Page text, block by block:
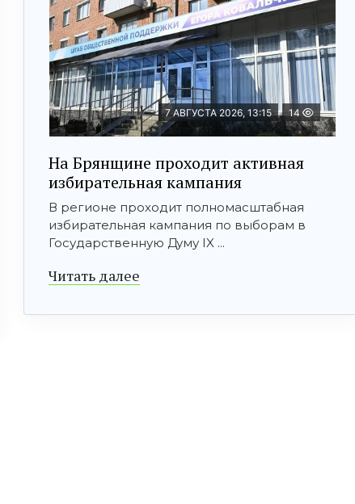
7 АВГУСТА 2026, 13:15 14
На Брянщине проходит активная
избирательная кампания
В регионе проходит полномасштабная
избирательная кампания по выборам в
Государственную Думу IX ...
Читать далее